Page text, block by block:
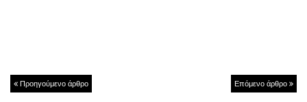
Προηγούμενο άρθρο Επόμενο άρθρο